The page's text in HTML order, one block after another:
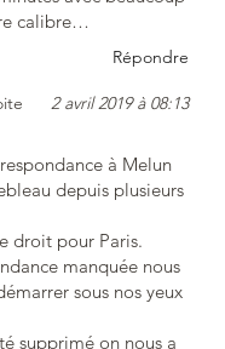
calibre…
Répondre
2 avril 2019 à 08:13
à Melun
depuis plusieurs
droit pour Paris.
manquée nous
sous nos yeux
supprimé on nous a